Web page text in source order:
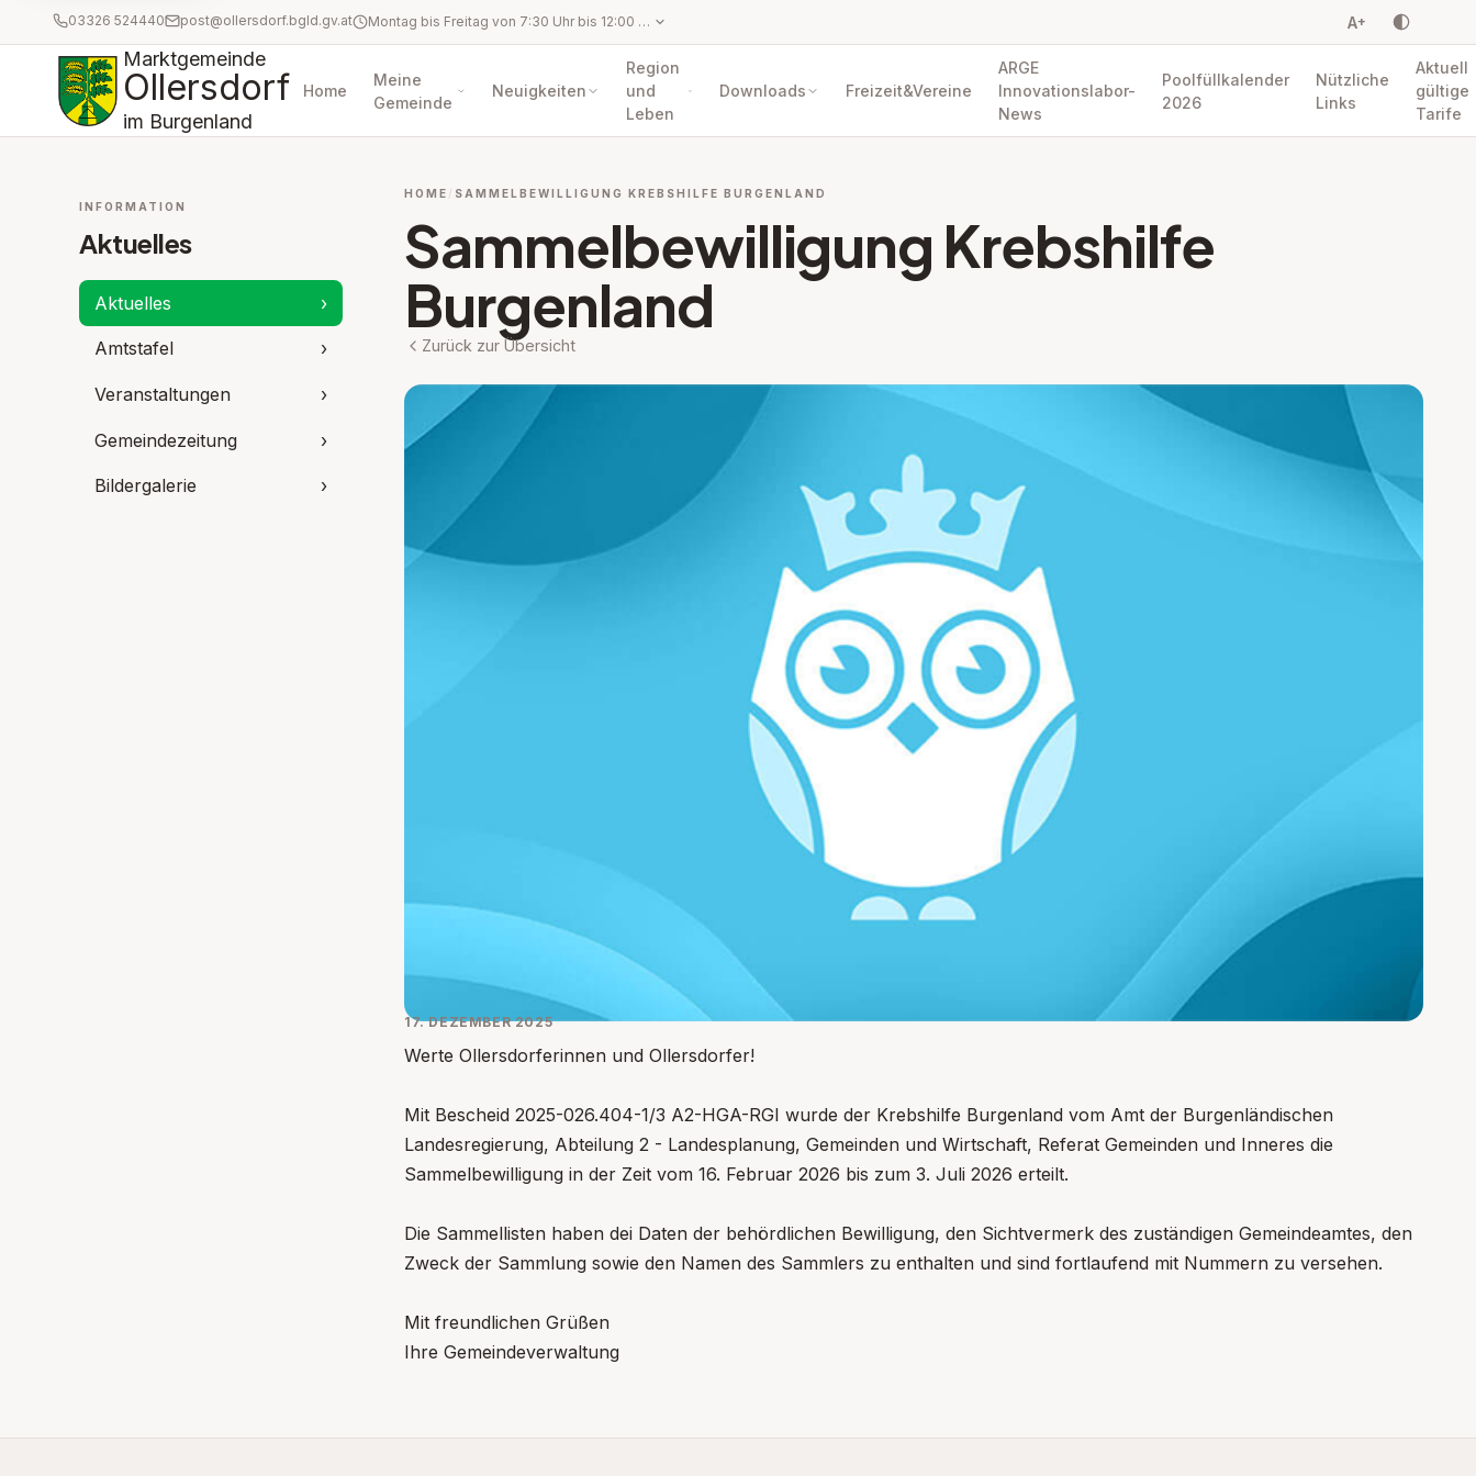
03326 524440 post@ollersdorf.bgld.gv.at Montag bis Freitag von 7:30 Uhr bis 12:00 Uhr sowie Mittwoch und Freitag von 13:00 Uhr bis 15:00 Uhr A+
Marktgemeinde
Ollersdorf
im Burgenland
Home
Meine
Gemeinde
Neuigkeiten
Region
und
Leben
Downloads Freizeit&Vereine
ARGE
Innovationslabor-
News
Poolfüllkalender
2026
Nützliche
Links
Aktuell
gültige
Tarife
INFORMATION
Aktuelles
Aktuelles ›
Amtstafel ›
Veranstaltungen ›
Gemeindezeitung ›
Bildergalerie ›
HOME SAMMELBEWILLIGUNG KREBSHILFE BURGENLAND
Sammelbewilligung Krebshilfe
Burgenland
Zurück zur Übersicht
17. DEZEMBER 2025
Werte Ollersdorferinnen und Ollersdorfer!
Mit Bescheid 2025-026.404-1/3 A2-HGA-RGI wurde der Krebshilfe Burgenland vom Amt der Burgenländischen
Landesregierung, Abteilung 2 - Landesplanung, Gemeinden und Wirtschaft, Referat Gemeinden und Inneres die
Sammelbewilligung in der Zeit vom 16. Februar 2026 bis zum 3. Juli 2026 erteilt.
Die Sammellisten haben dei Daten der behördlichen Bewilligung, den Sichtvermerk des zuständigen Gemeindeamtes, den
Zweck der Sammlung sowie den Namen des Sammlers zu enthalten und sind fortlaufend mit Nummern zu versehen.
Mit freundlichen Grüßen
Ihre Gemeindeverwaltung